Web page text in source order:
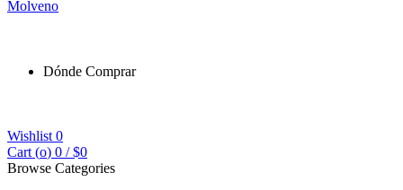
Dónde Comprar
Wishlist0
Cart (o) 0 / $0
Browse Categories